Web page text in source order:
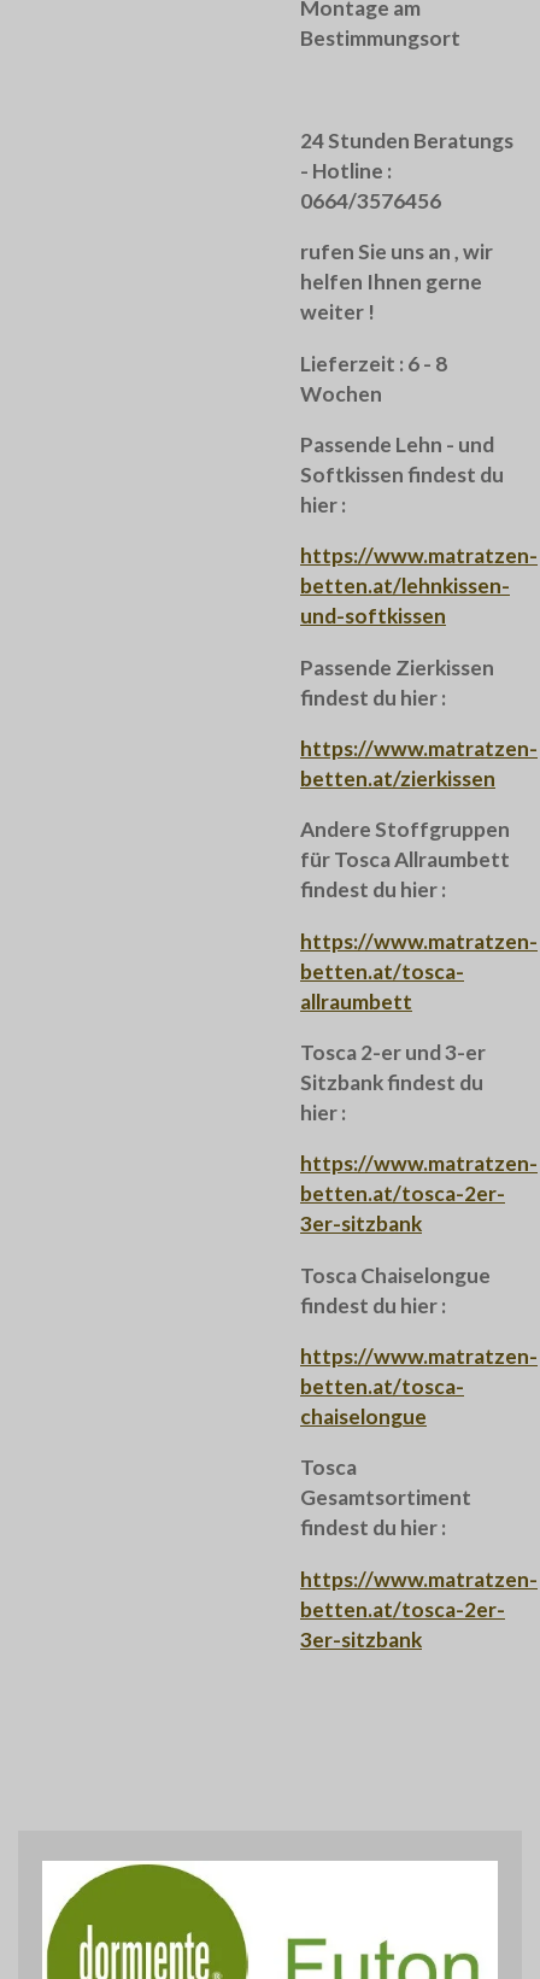
Montage am
Bestimmungsort
24 Stunden Beratungs
- Hotline :
0664/3576456
rufen Sie uns an , wir
helfen Ihnen gerne
weiter !
Lieferzeit : 6 - 8
Wochen
Passende Lehn - und
Softkissen findest du
hier :
https://www.matratzen-
betten.at/lehnkissen-
und-softkissen
Passende Zierkissen
findest du hier :
https://www.matratzen-
betten.at/zierkissen
Andere Stoffgruppen
für Tosca Allraumbett
findest du hier :
https://www.matratzen-
betten.at/tosca-
allraumbett
Tosca 2-er und 3-er
Sitzbank findest du
hier :
https://www.matratzen-
betten.at/tosca-2er-
3er-sitzbank
Tosca Chaiselongue
findest du hier :
https://www.matratzen-
betten.at/tosca-
chaiselongue
Tosca
Gesamtsortiment
findest du hier :
https://www.matratzen-
betten.at/tosca-2er-
3er-sitzbank